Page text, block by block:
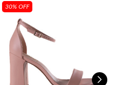
30% OFF